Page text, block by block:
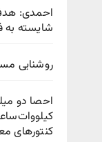
احمدی:
شایسته به
روشنایی
کنتورهای